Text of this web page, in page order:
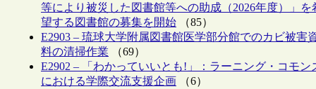
等により被災した図書館等への助成（2026年度）」を
望する図書館の募集を開始 （85）
E2903 – 琉球大学附属図書館医学部分館でのカビ被害
料の清掃作業 （69）
E2902 – 「わかっていいとも!」：ラーニング・コモン
における学際交流支援企画 （6）